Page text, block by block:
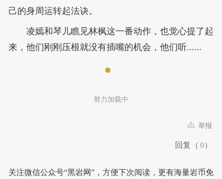
己的身周运转起法诀。
凌嫣和琴儿瞧见林枫这一番动作，也觉心提了起
来，他们刚刚压根就没有插嘴的机会，他们听......
努力加载中
举报
回复（ 0）
关注微信公众号“黑岩网”，方便下次阅读，更有海量岩币免